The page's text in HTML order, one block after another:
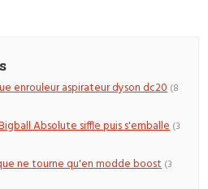
enrouleur aspirateur dyson dc20 (8
Absolute siffle puis s'emballe (3
ne tourne qu'en modde boost (3